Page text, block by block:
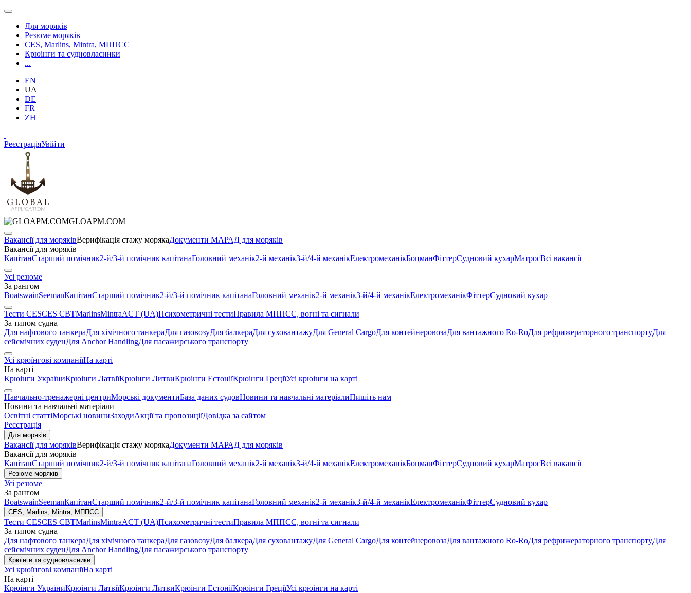
Для моряків
Резюме моряків
CES, Marlins, Mintra, МППСС
Крюінги та судновласники
...
EN
UA
DE
FR
ZH
РеєстраціяУвійти
GLOAPM.COM
Вакансії для моряківВерифікація стажу морякаДокументи МАРАД для моряків
Вакансії для моряків
КапітанСтарший помічник2-й/3-й помічник капітанаГоловний механік2-й механік3-й/4-й механікЕлектромеханікБоцманФіттерСудновий кухарМатросВсі вакансії
Усі резюме
За рангом
BoatswainSeemanКапітанСтарший помічник2-й/3-й помічник капітанаГоловний механік2-й механік3-й/4-й механікЕлектромеханікФіттерСудновий кухар
Тести CESCES CBTMarlinsMintraACT (UA)Психометричні тестиПравила МППСС, вогні та сигнали
За типом судна
Для нафтового танкераДля хімічного танкераДля газовозуДля балкераДля суховантажуДля General CargoДля контейнеровозаДля вантажного Ro-RoДля рефрижераторного транспортуДля
сейсмічних суденДля Anchor HandlingДля пасажирського транспорту
Усі крюїнгові компаніїНа карті
На карті
Крюінги УкраїниКрюінги ЛатвіїКрюінги ЛитвиКрюінги ЕстоніїКрюінги ГреціїУсі крюінги на карті
Навчально-тренажерні центриМорські документиБаза даних судовНовини та навчальні матеріалиПишіть нам
Новини та навчальні матеріали
Освітні статтіМорські новиниЗаходиАкції та пропозиціїДовідка за сайтом
Реєстрація
Для моряків
Вакансії для моряківВерифікація стажу морякаДокументи МАРАД для моряків
Вакансії для моряків
КапітанСтарший помічник2-й/3-й помічник капітанаГоловний механік2-й механік3-й/4-й механікЕлектромеханікБоцманФіттерСудновий кухарМатросВсі вакансії
Резюме моряків
Усі резюме
За рангом
BoatswainSeemanКапітанСтарший помічник2-й/3-й помічник капітанаГоловний механік2-й механік3-й/4-й механікЕлектромеханікФіттерСудновий кухар
CES, Marlins, Mintra, МППСС
Тести CESCES CBTMarlinsMintraACT (UA)Психометричні тестиПравила МППСС, вогні та сигнали
За типом судна
Для нафтового танкераДля хімічного танкераДля газовозуДля балкераДля суховантажуДля General CargoДля контейнеровозаДля вантажного Ro-RoДля рефрижераторного транспортуДля
сейсмічних суденДля Anchor HandlingДля пасажирського транспорту
Крюінги та судновласники
Усі крюїнгові компаніїНа карті
На карті
Крюінги УкраїниКрюінги ЛатвіїКрюінги ЛитвиКрюінги ЕстоніїКрюінги ГреціїУсі крюінги на карті